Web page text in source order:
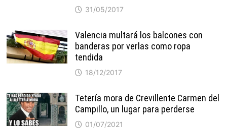
31/05/2017
Valencia multará los balcones con
banderas por verlas como ropa
tendida
18/12/2017
Tetería mora de Crevillente Carmen del
Campillo, un lugar para perderse
01/07/2021